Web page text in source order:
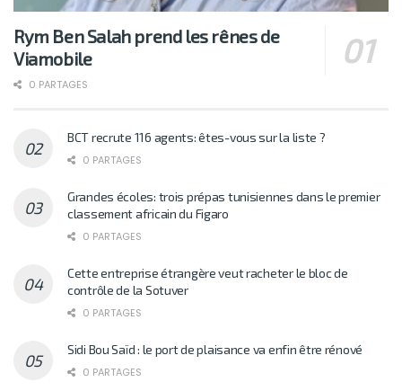
Rym Ben Salah prend les rênes de
Viamobile
0 PARTAGES
BCT recrute 116 agents: êtes-vous sur la liste ?
0 PARTAGES
Grandes écoles: trois prépas tunisiennes dans le premier
classement africain du Figaro
0 PARTAGES
Cette entreprise étrangère veut racheter le bloc de
contrôle de la Sotuver
0 PARTAGES
Sidi Bou Saïd : le port de plaisance va enfin être rénové
0 PARTAGES